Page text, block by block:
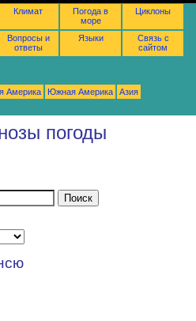
Климат
Погода в
море
Циклоны
Вопросы и
ответы
Языки
Связь с
сайтом
Америка Южная Америка
Азия
погоды